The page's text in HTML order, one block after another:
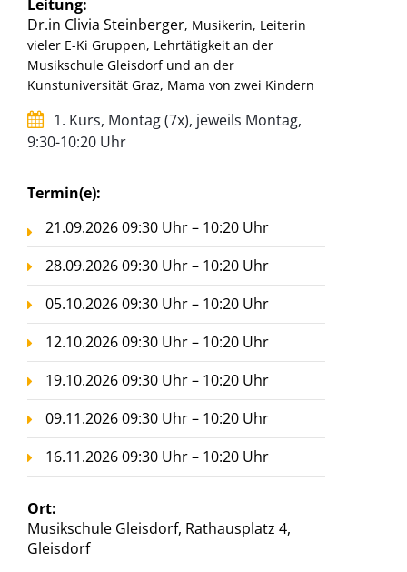
Leitung:
Dr.in Clivia Steinberger, Musikerin, Leiterin
vieler E-Ki Gruppen, Lehrtätigkeit an der
Musikschule Gleisdorf und an der
Kunstuniversität Graz, Mama von zwei Kindern
1. Kurs, Montag (7x), jeweils Montag,
9:30-10:20 Uhr
Termin(e):
21.09.2026 09:30 Uhr – 10:20 Uhr
28.09.2026 09:30 Uhr – 10:20 Uhr
05.10.2026 09:30 Uhr – 10:20 Uhr
12.10.2026 09:30 Uhr – 10:20 Uhr
19.10.2026 09:30 Uhr – 10:20 Uhr
09.11.2026 09:30 Uhr – 10:20 Uhr
16.11.2026 09:30 Uhr – 10:20 Uhr
Ort:
Musikschule Gleisdorf, Rathausplatz 4,
Gleisdorf